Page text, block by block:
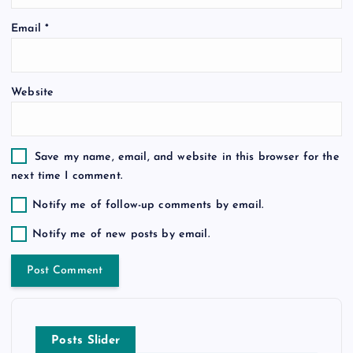
n
Email *
Website
Save my name, email, and website in this browser for the
next time I comment.
Notify me of follow-up comments by email.
Notify me of new posts by email.
Posts Slider